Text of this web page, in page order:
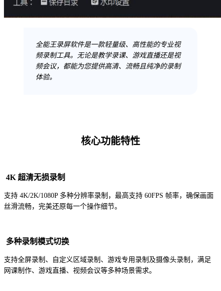
全能王录屏软件是一款轻量级、高性能的专业视
频录制工具。无论是教学录课、游戏直播还是视
频会议，都能为您提供高清、流畅且纯净的录制
体验。
核心功能特性
4K 超清无损录制
支持 4K/2K/1080P 多种分辨率录制，最高支持 60FPS 帧率，确保画面
丝滑流畅，完美还原每一个操作细节。
多种录制模式切换
支持全屏录制、自定义区域录制、游戏专用录制及摄像头录制，满足
网课制作、游戏直播、视频会议等多种场景需求。